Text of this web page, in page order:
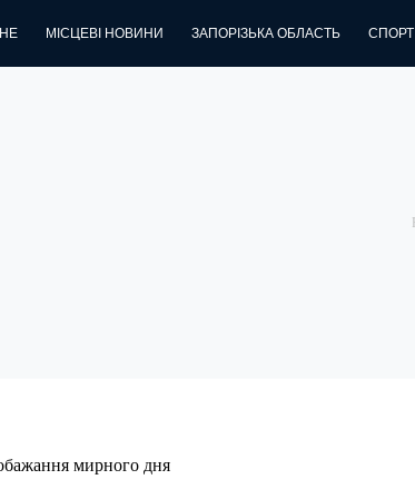
МІСЦЕВІ НОВИНИ ЗАПОРІЗЬКА ОБЛАСТЬ СПОРТ
мирного дня